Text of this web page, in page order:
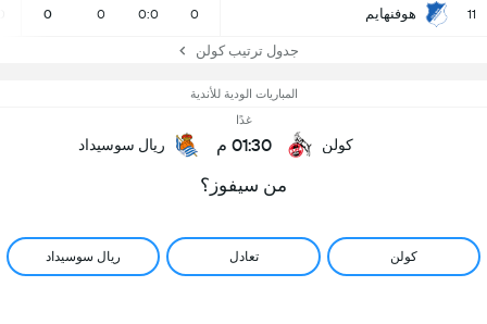
11 هوفنهايم 0
0:0
0
0
جدول ترتيب كولن
المباريات الودية للأندية
كولن
غدًا
01:30 م ريال سوسيداد
من سيفوز؟
كولن تعادل ريال سوسيداد